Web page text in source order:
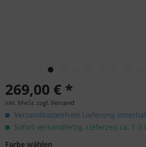
269,00 € *
inkl. MwSt. zzgl. Versand
Versandkostenfreie Lieferung
Sofort versandfertig, Lieferzeit ca. 1-3
Farbe wählen